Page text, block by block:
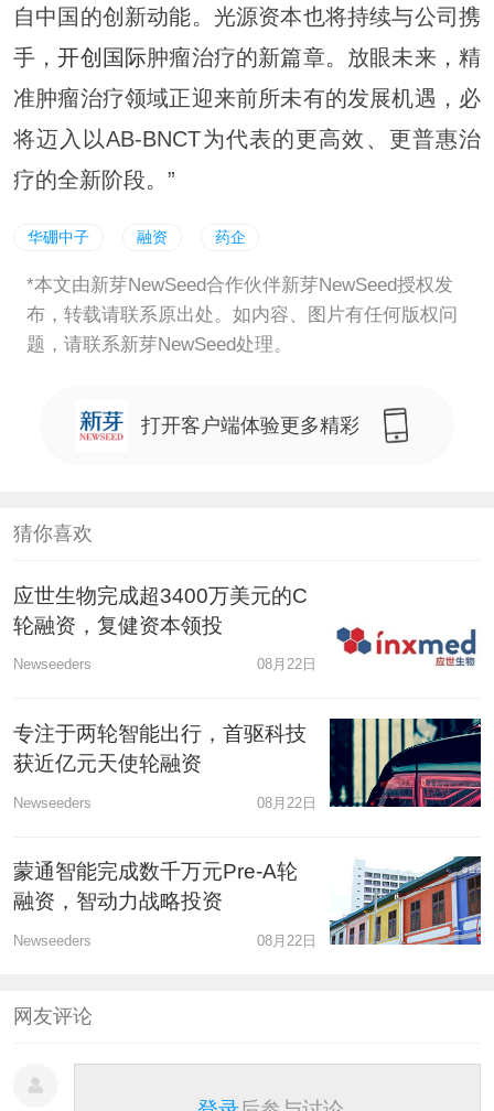
自中国的创新动能。光源资本也将持续与公司携
手，开创国际肿瘤治疗的新篇章。放眼未来，精
准肿瘤治疗领域正迎来前所未有的发展机遇，必
将迈入以AB-BNCT为代表的更高效、更普惠治
疗的全新阶段。”
华硼中子 融资 药企
*本文由新芽NewSeed合作伙伴新芽NewSeed授权发
布，转载请联系原出处。如内容、图片有任何版权问
题，请联系新芽NewSeed处理。
打开客户端体验更多精彩
猜你喜欢
应世生物完成超3400万美元的C
轮融资，复健资本领投
Newseeders 08月22日
专注于两轮智能出行，首驱科技
获近亿元天使轮融资
Newseeders 08月22日
蒙通智能完成数千万元Pre-A轮
融资，智动力战略投资
Newseeders 08月22日
网友评论